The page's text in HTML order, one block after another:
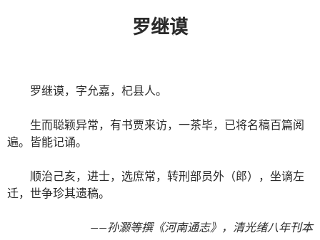
罗继谟
罗继谟，字允嘉，杞县人。
生而聪颖异常，有书贾来访，一茶毕，已将名稿百篇阅
遍。皆能记诵。
顺治己亥，进士，选庶常，转刑部员外（郎），坐谪左
迁，世争珍其遗稿。
——孙灏等撰《河南通志》，清光绪八年刊本